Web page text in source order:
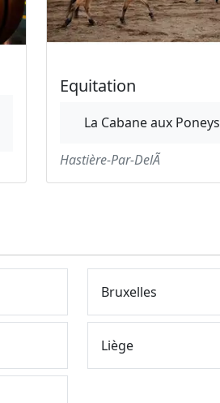
Equitation
La Cabane aux Poneys
Hastière-Par-DelÃ
Bruxelles
Liège